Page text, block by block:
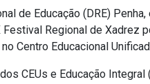
de Educação (DRE)
Festival Regional de Xadrez
Centro Educacional
CEUs e Educação Integral